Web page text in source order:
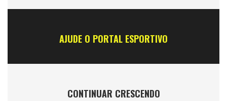
AJUDE O PORTAL ESPORTIVO
CONTINUAR CRESCENDO